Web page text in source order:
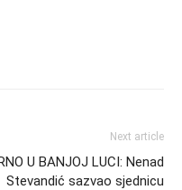
Next article
U BANJOJ LUCI: Nenad
Stevandić sazvao sjednicu